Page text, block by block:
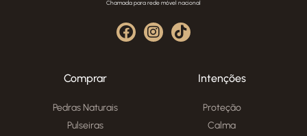
Chamada para rede móvel nacional
Comprar
Pedras Naturais
Pulseiras
Intenções
Proteção
Calma